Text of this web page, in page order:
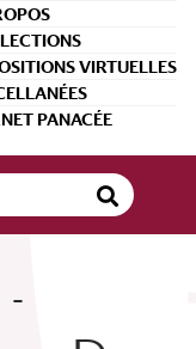
VIRTUELLES
PANACÉE